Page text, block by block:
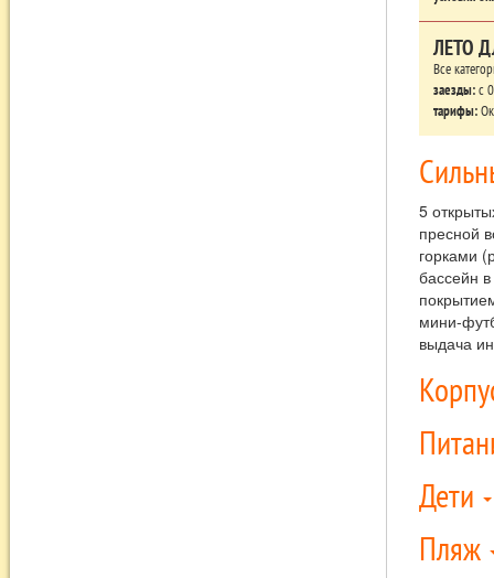
ЛЕТО
Все
заезды:c
тарифы:
5
пресной
горками
бассейн
мини-
выдача
Дети
Пляж